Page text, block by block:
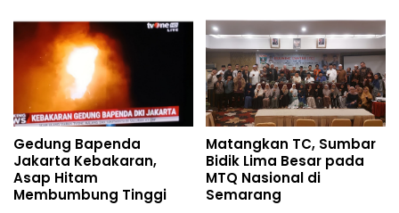
Gedung Bapenda
Jakarta Kebakaran,
Asap Hitam
Membumbung Tinggi
Matangkan TC, Sumbar
Bidik Lima Besar pada
MTQ Nasional di
Semarang